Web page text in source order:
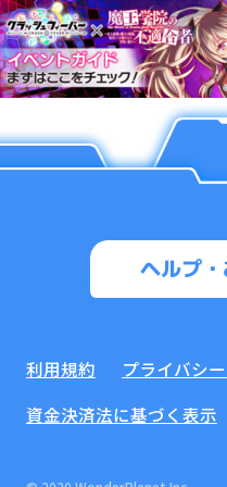
ようこ
ヘルプ
利用規約 プライバシ
資金決済法に基づく表示